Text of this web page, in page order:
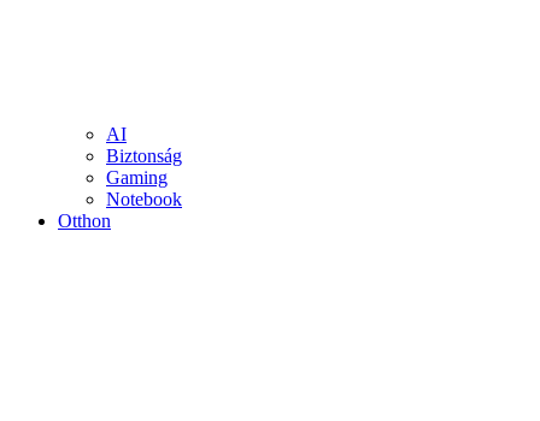
AI
Biztonság
Gaming
Notebook
Otthon